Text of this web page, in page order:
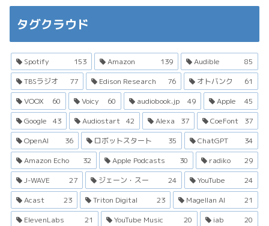
タグクラウド
Spotify 153 Amazon 139 Audible
85
TBSラジオ
77 Edison Research 76 オトバンク
61
VOOX
60 Voicy 60 audiobook.jp 49 Apple
45
Google
43 Audiostart 42 Alexa 37 CoeFont
37
OpenAI
36 ロボットスタート 35 ChatGPT
34
Amazon Echo
32 Apple Podcasts 30 radiko
29
J-WAVE
27 ジェーン・スー 24 YouTube
24
Acast
23 Triton Digital 23 Magellan AI
21
ElevenLabs
21 YouTube Music 20 iab
20